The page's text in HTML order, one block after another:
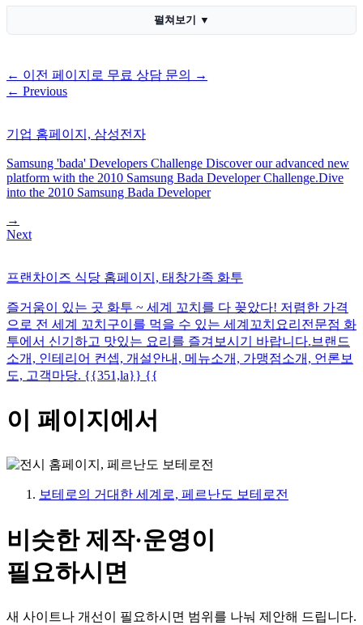
펼쳐보기 ▼
← 이전 페이지로 무료 상담 문의
→
← Previous
기업 홈페이지, 삼성전자
Samsung 'bada' Developers Challenge Discover our advanced new
platform with the 2010 Samsung Bada Developer Challenge.Dive
into the 2010 Samsung Bada Developer
→
Next
프랜차이즈 식당 홈페이지, 태창가족 화투
즐거움이 있는 곳 화투 ~ 세계 꼬치를 다 꽂았다! 저렴한 가격
으로 전 세계 꼬치구이를 먹을 수 있는 세계꼬치요리전문점 화
투에서 신기하고 맛있는 요리를 즐겨보시기 바랍니다.브랜드
소개, 인테리어 컨셉, 개설안내, 메뉴소개, 가맹점소개, 언론보
도, 고객마당. {{351,la}} {{
이 페이지에서
보테로의 거대한 세계로, 페르난도 보테로전
비슷한 제작·운영이
필요하시면
새 사이트나 개선이 필요하시면 범위를 나눠 제안해 드립니다.